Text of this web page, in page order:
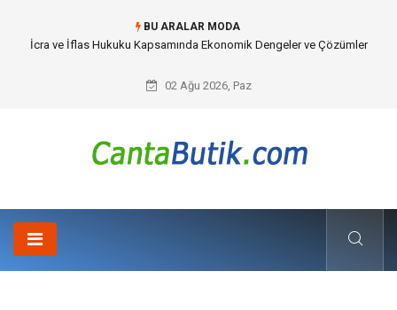
BU ARALAR MODA
Cybersecurity Solutions (Siber Güvenlik Çözümleri) ve Dijital Altyapıda
02 Ağu 2026, Paz